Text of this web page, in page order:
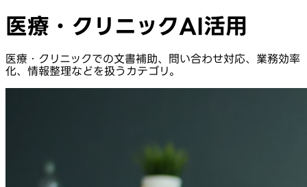
医療・クリニックAI活用
医療・クリニックでの文書補助、問い合わせ対応、業務効率
化、情報整理などを扱うカテゴリ。